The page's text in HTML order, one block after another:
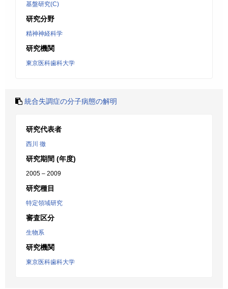
基盤研究(C)
研究分野
精神神経科学
研究機関
東京医科歯科大学
統合失調症の分子病態の解明
研究代表者
西川 徹
研究期間 (年度)
2005 – 2009
研究種目
特定領域研究
審査区分
生物系
研究機関
東京医科歯科大学